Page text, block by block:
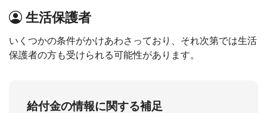
生活保護者
いくつかの条件がかけあわさっており、それ次第では生活
保護者の方も受けられる可能性があります。
給付金の情報に関する補足